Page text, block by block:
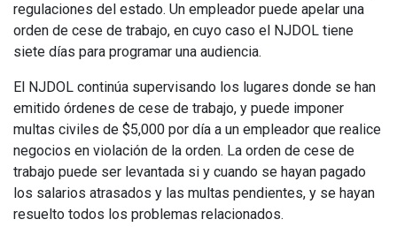
regulaciones del estado. Un empleador puede apelar una
orden de cese de trabajo, en cuyo caso el NJDOL tiene
siete días para programar una audiencia.
El NJDOL continúa supervisando los lugares donde se han
emitido órdenes de cese de trabajo, y puede imponer
multas civiles de $5,000 por día a un empleador que realice
negocios en violación de la orden. La orden de cese de
trabajo puede ser levantada si y cuando se hayan pagado
los salarios atrasados y las multas pendientes, y se hayan
resuelto todos los problemas relacionados.